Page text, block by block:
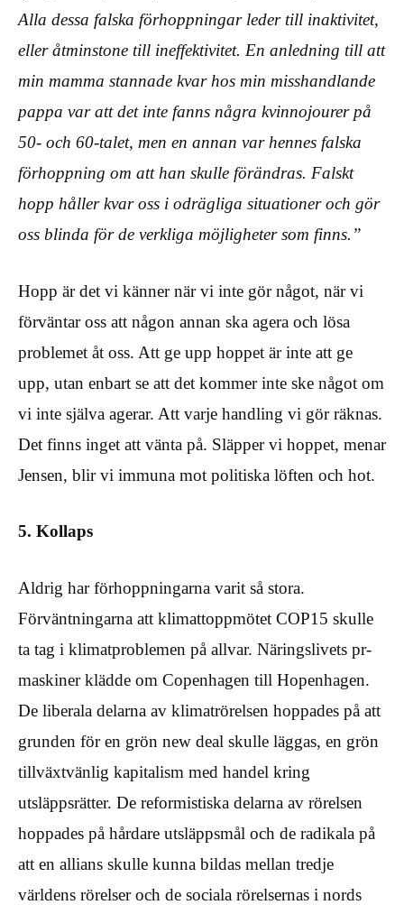
Alla dessa falska förhoppningar leder till inaktivitet,
eller åtminstone till ineffektivitet. En anledning till att
min mamma stannade kvar hos min misshandlande
pappa var att det inte fanns några kvinnojourer på
50- och 60-talet, men en annan var hennes falska
förhoppning om att han skulle förändras. Falskt
hopp håller kvar oss i odrägliga situationer och gör
oss blinda för de verkliga möjligheter som finns.”
Hopp är det vi känner när vi inte gör något, när vi
förväntar oss att någon annan ska agera och lösa
problemet åt oss. Att ge upp hoppet är inte att ge
upp, utan enbart se att det kommer inte ske något om
vi inte själva agerar. Att varje handling vi gör räknas.
Det finns inget att vänta på. Släpper vi hoppet, menar
Jensen, blir vi immuna mot politiska löften och hot.
5. Kollaps
Aldrig har förhoppningarna varit så stora.
Förväntningarna att klimattoppmötet COP15 skulle
ta tag i klimatproblemen på allvar. Näringslivets pr-
maskiner klädde om Copenhagen till Hopenhagen.
De liberala delarna av klimatrörelsen hoppades på att
grunden för en grön new deal skulle läggas, en grön
tillväxtvänlig kapitalism med handel kring
utsläppsrätter. De reformistiska delarna av rörelsen
hoppades på hårdare utsläppsmål och de radikala på
att en allians skulle kunna bildas mellan tredje
världens rörelser och de sociala rörelsernas i nords